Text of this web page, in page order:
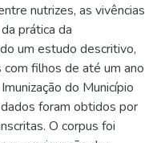
nutrizes, as vivências
prática da
um estudo descritivo,
filhos de até um ano
do Município
foram obtidos por
O corpus foi